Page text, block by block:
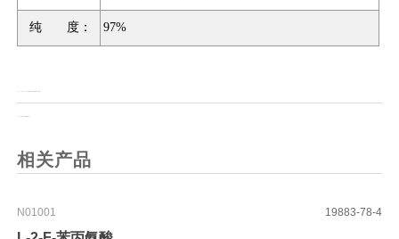
纯 度： 97%
相关产品
N01001 19883-78-4